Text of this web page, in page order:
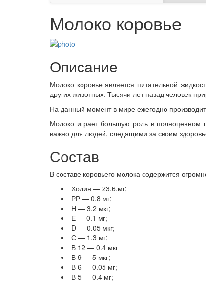
Молоко коровье
Описание
Молоко коровье является питательной
других животных. Тысячи лет назад человек
На данный момент в мире ежегодно
Молоко играет большую роль в полноценном
важно для людей, следящими за своим
Состав
В составе коровьего молока содержится
Холин — 23.6.мг;
РР — 0.8 мг;
Н — 3.2 мкг;
Е — 0.1 мг;
D — 0.05 мкг;
С — 1.3 мг;
В 12 — 0.4 мкг
В 9 — 5 мкг;
В 6 — 0.05 мг;
В 5 — 0.4 мг;